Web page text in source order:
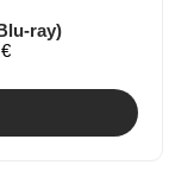
ray)